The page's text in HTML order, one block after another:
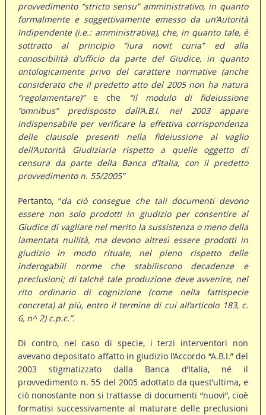
provvedimento “stricto sensu” amministrativo, in quanto
formalmente e soggettivamente emesso da un’Autorità
Indipendente (i.e.: amministrativa), che, in quanto tale, è
sottratto al principio “iura novit curia” ed alla
conoscibilità d’ufficio da parte del Giudice, in quanto
ontologicamente privo del carattere normative (anche
considerato che il predetto atto del 2005 non ha natura
“regolamentare)”e che “il modulo di fideiussione
“omnibus” predisposto dall’A.B.I. nel 2003 appare
indispensabile per verificare la effettiva corrispondenza
delle clausole presenti nella fideiussione al vaglio
dell’Autorità Giudiziaria rispetto a quelle oggetto di
censura da parte della Banca d’Italia, con il predetto
provvedimento n. 55/2005”
Pertanto, “da ciò consegue che tali documenti devono
essere non solo prodotti in giudizio per consentire al
Giudice di vagliare nel merito la sussistenza o meno della
lamentata nullità, ma devono altresì essere prodotti in
giudizio in modo rituale, nel pieno rispetto delle
inderogabili norme che stabiliscono decadenze e
preclusioni; di talché tale produzione deve avvenire, nel
rito ordinario di cognizione (come nella fattispecie
concreta) al più, entro il termine di cui all’articolo 183, c.
6, n^ 2) c.p.c.”.
Di contro, nel caso di specie, i terzi interventori non
avevano depositato affatto in giudizio l’Accordo “A.B.I.” del
2003 stigmatizzato dalla Banca d’Italia, né il
provvedimento n. 55 del 2005 adottato da quest’ultima, e
ciò nonostante non si trattasse di documenti “nuovi”, cioè
formatisi successivamente al maturare delle preclusioni